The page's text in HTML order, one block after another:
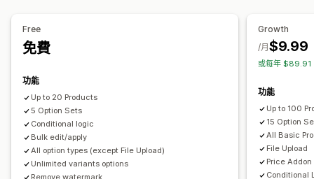
庫存
存貨單位 (SKU) 管理
Free
免費
功能
Up to 20 Products
5 Option Sets
Conditional logic
Bulk edit/apply
All option types (except File Upload)
Unlimited variants options
Growth
$9.99
/月
或每年 $89.91
功能
Up to 100
15 Option
All Basic
File Upload
Price Addon
Conditional